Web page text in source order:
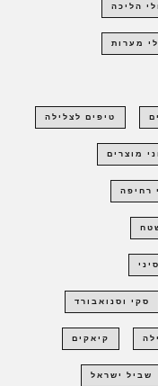
הליכה
מערות
טיפים לצלילה
מוצרים
רחיפה
סיני
סקי וסנואבורד
קיאקים
שביל ישראל